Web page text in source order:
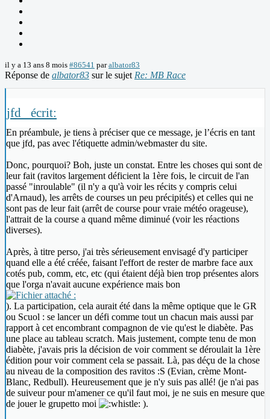
il y a 13 ans 8 mois #86541 paralbator83
Réponse de albator83 sur le sujet Re: MB Race
jfd_ écrit:
En préambule, je tiens à préciser que ce message, je l’écris en tant
que jfd, pas avec l'étiquette admin/webmaster du site.
Donc, pourquoi? Boh, juste un constat. Entre les choses qui sont de
leur fait (ravitos largement déficient la 1ère fois, le circuit de l'an
passé "inroulable" (il n'y a qu'à voir les récits y compris celui
d'Arnaud), les arrêts de courses un peu précipités) et celles qui ne
sont pas de leur fait (arrêt de course pour vraie météo orageuse),
l'attrait de la course a quand même diminué (voir les réactions
diverses).
Après, à titre perso, j'ai très sérieusement envisagé d'y participer
quand elle a été créée, faisant l'effort de rester de marbre face aux
cotés pub, comm, etc, etc (qui étaient déjà bien trop présentes alors
que l'orga n'avait aucune expérience mais bon
). La participation, cela aurait été dans la même optique que le GR
ou Scuol : se lancer un défi comme tout un chacun mais aussi par
rapport à cet encombrant compagnon de vie qu'est le diabète. Pas
une place au tableau scratch. Mais justement, compte tenu de mon
diabète, j'avais pris la décision de voir comment se déroulait la 1ère
édition pour voir comment cela se passait. Là, pas déçu de la chose
au niveau de la composition des ravitos :S (Evian, crème Mont-
Blanc, Redbull). Heureusement que je n'y suis pas allé! (je n'ai pas
de suiveur pour m'amener ce qu'il faut moi, je ne suis en mesure que
de jouer le grupetto moi
).